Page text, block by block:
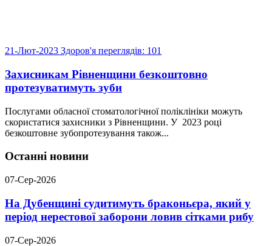
21-Лют-2023 Здоров'я переглядів: 101
Захисникам Рівненщини безкоштовно
протезуватимуть зуби
Послугами обласної стоматологічної поліклініки можуть
скористатися захисники з Рівненщини. У 2023 році
безкоштовне зубопротезування також...
Останні новини
07-Сер-2026
На Дубенщині судитимуть браконьєра, який у
період нерестової заборони ловив сітками рибу
07-Сер-2026